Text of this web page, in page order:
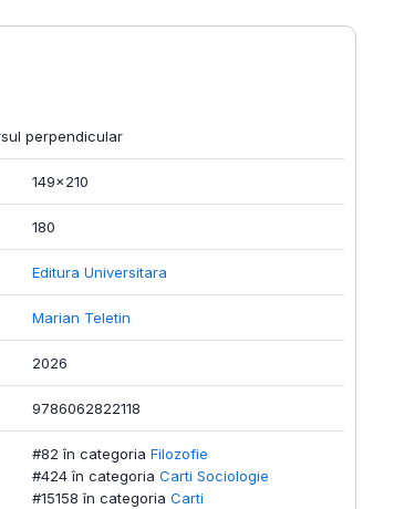
perpendicular
149x210
180
Editura Universitara
Marian Teletin
2026
9786062822118
#82 în categoria Filozofie
#424 în categoria Carti Sociologie
#15158 în categoria Carti